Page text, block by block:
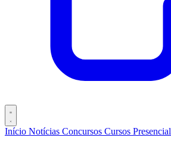
Início Notícias Concursos Cursos Presencial